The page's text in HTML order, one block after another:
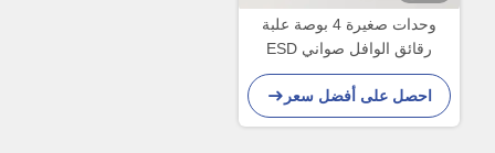
وحدات صغيرة 4 بوصة علبة
رقائق الوافل صواني ESD
مستقرة مكافحة ساكنة
احصل على أفضل سعر